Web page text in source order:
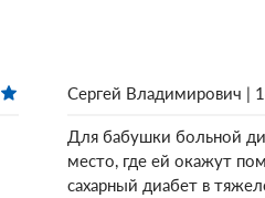
Сергей Владимирович |
Для бабушки больной
место, где ей окажут
сахарный диабет в